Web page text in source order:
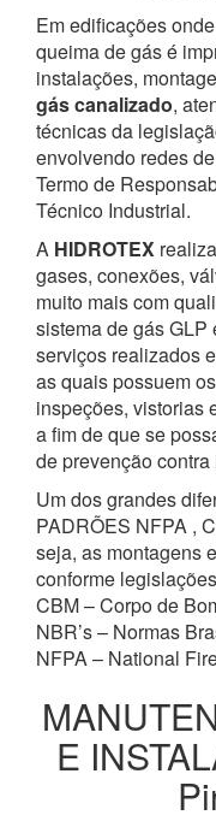
Em edificações
queima de gás é
instalações,
gás canalizado,
técnicas da
envolvendo redes
Termo de
Técnico Industrial.
A HIDROTEX
gases, conexões,
muito mais com
sistema de gás GLP
serviços realizados
as quais possuem
inspeções, vistorias
a fim de que se
de prevenção
Um dos grandes
PADRÕES NFPA ,
seja, as montagens
conforme
CBM – Corpo de
NBR’s – Normas
NFPA – National
E